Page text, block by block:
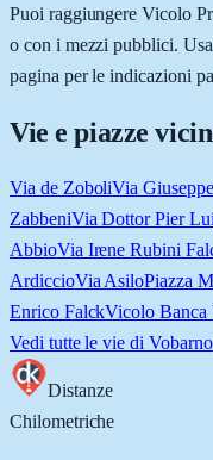
Puoi raggiungere Vicolo
o con i mezzi pubblici.
pagina per le indicazioni
Vie e piazze
Via de ZoboliVia
ZabbeniVia Dottor Pier
AbbioVia Irene Rubini
ArdiccioVia AsiloPiazza
Enrico FalckVicolo Banca
Vedi tutte le vie di Vobarno
Distanze
Chilometriche